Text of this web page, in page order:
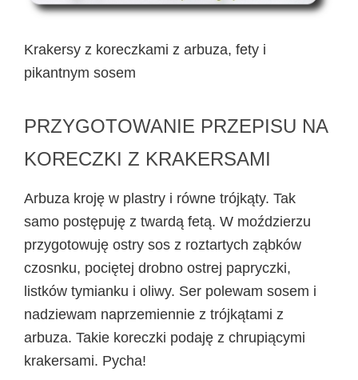
Krakersy z koreczkami z arbuza, fety i
pikantnym sosem
PRZYGOTOWANIE PRZEPISU NA
KORECZKI Z KRAKERSAMI
Arbuza kroję w plastry i równe trójkąty. Tak
samo postępuję z twardą fetą. W moździerzu
przygotowuję ostry sos z roztartych ząbków
czosnku, pociętej drobno ostrej papryczki,
listków tymianku i oliwy. Ser polewam sosem i
nadziewam naprzemiennie z trójkątami z
arbuza. Takie koreczki podaję z chrupiącymi
krakersami. Pycha!